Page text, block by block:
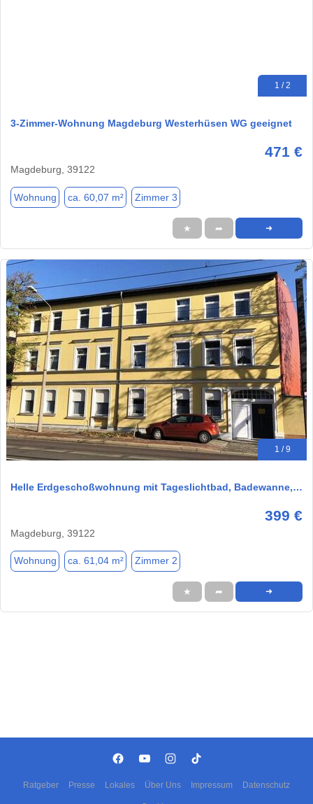
1 / 2
3-Zimmer-Wohnung Magdeburg Westerhüsen WG geeignet
471 €
Magdeburg, 39122
Wohnung ca. 60,07 m² Zimmer 3
★ ➦ ➜
1 / 9
Helle Erdgeschoßwohnung mit Tageslichtbad, Badewanne,…
399 €
Magdeburg, 39122
Wohnung ca. 61,04 m² Zimmer 2
★ ➦ ➜
Ratgeber Presse Lokales Über Uns Impressum Datenschutz